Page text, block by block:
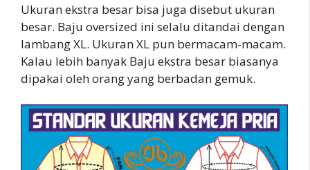
Ukuran ekstra besar bisa juga disebut ukuran
besar. Baju oversized ini selalu ditandai dengan
lambang XL. Ukuran XL pun bermacam-macam.
Kalau lebih banyak Baju ekstra besar biasanya
dipakai oleh orang yang berbadan gemuk.